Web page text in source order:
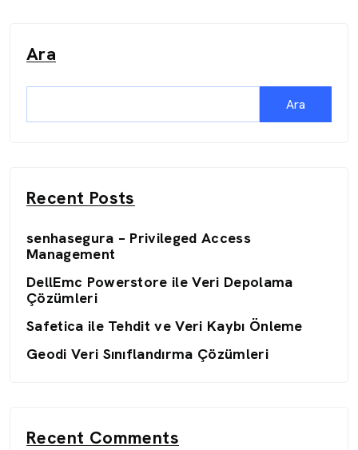
Ara
Ara
Recent Posts
senhasegura – Privileged Access
Management
DellEmc Powerstore ile Veri Depolama
Çözümleri
Safetica ile Tehdit ve Veri Kaybı Önleme
Geodi Veri Sınıflandırma Çözümleri
Recent Comments